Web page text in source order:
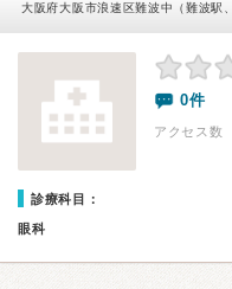
大阪府大阪市浪速区難波中（難波駅
0件
アクセス数
診療科目：
眼科